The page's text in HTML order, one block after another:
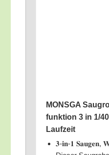
MONSGA
funk­ti­on 3 in 1/​
Laufzeit
𝟑‑𝐢𝐧‑𝟏 𝐒𝐚𝐮𝐠𝐞𝐧,